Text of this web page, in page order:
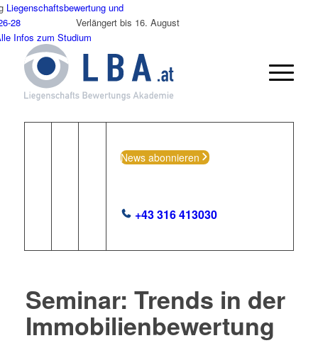
Liegenschaftsbewertung und
28Verlängert bis 16. August
Infos zum Studium
News abonnieren
+43 316 413030
Seminar: Trends in der
Immobilienbewertung